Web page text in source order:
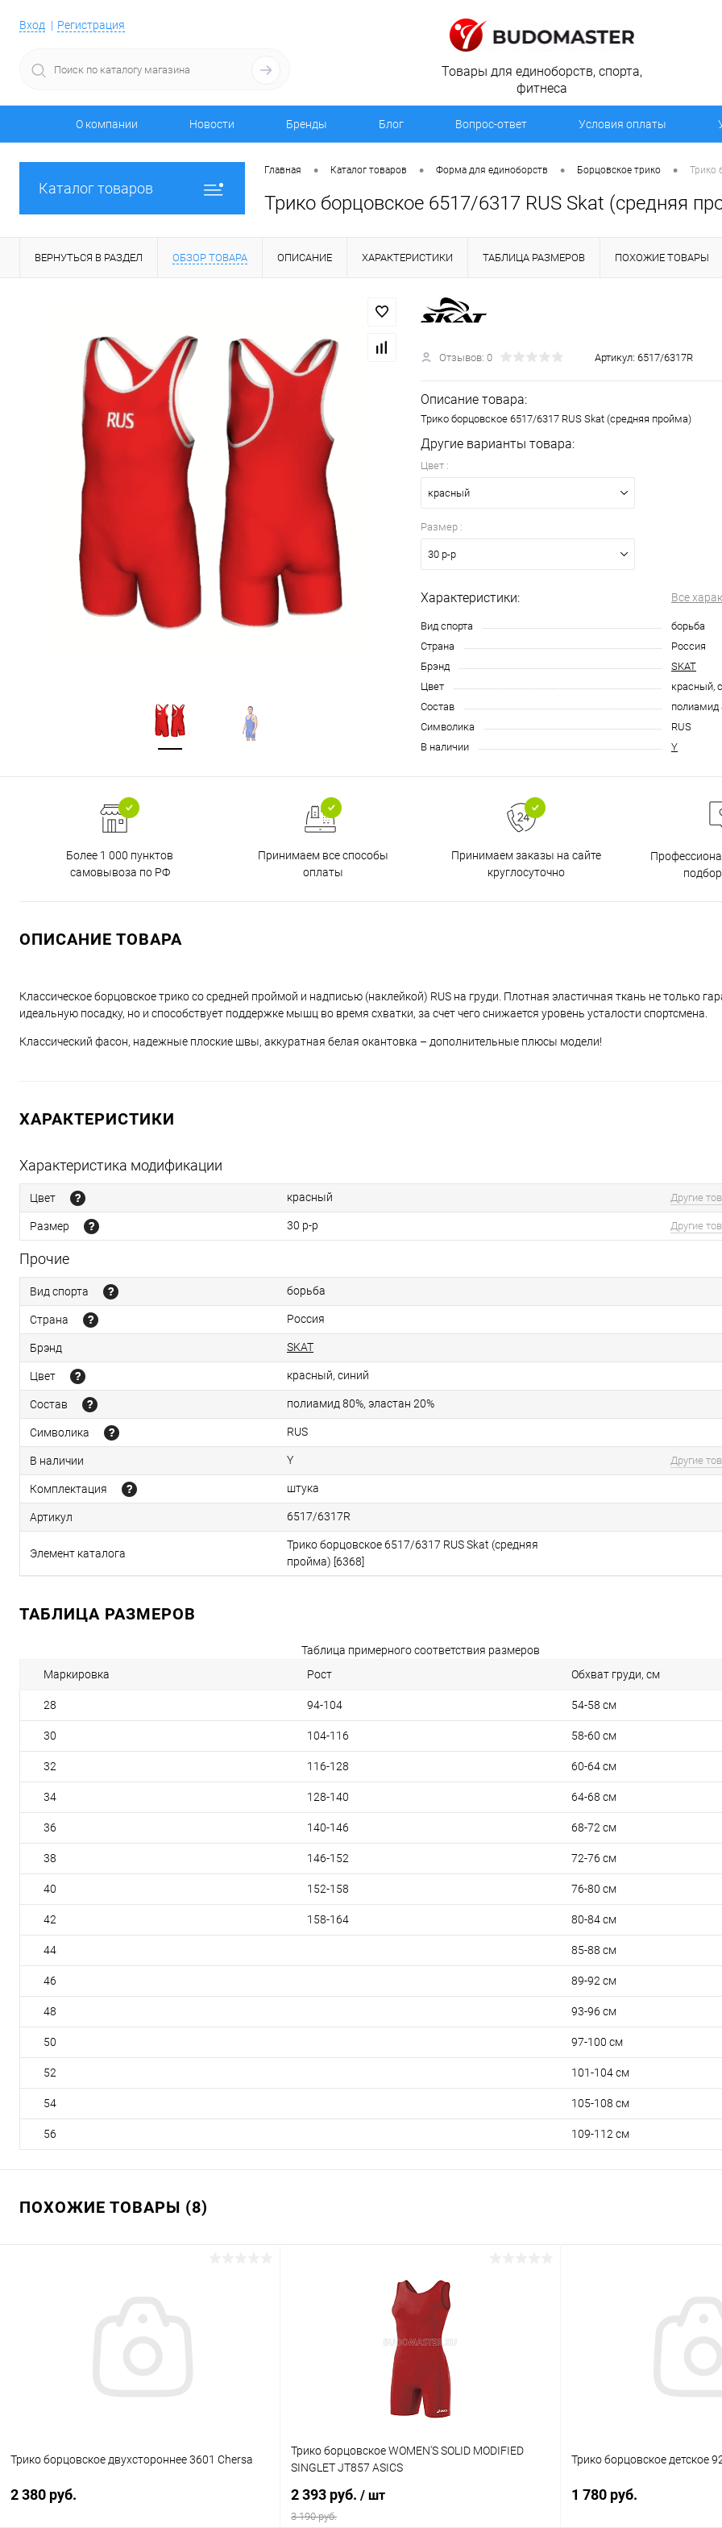
Вход Регистрация
Товары для единоборств, спорта,
фитнеса
О компании Новости Бренды Блог Вопрос-ответ Условия оплаты
Каталог товаров
Главная • Каталог товаров • Форма для единоборств • Борцовское трико • Трико
Трико борцовское 6517/6317 RUS Skat (средняя
ВЕРНУТЬСЯ В РАЗДЕЛ ОБЗОР ТОВАРА ОПИСАНИЕ ХАРАКТЕРИСТИКИ ТАБЛИЦА РАЗМЕРОВ ПОХОЖИЕ ТОВАРЫ
Отзывов: 0 Артикул: 6517/6317R
Описание товара:
Трико борцовское 6517/6317 RUS Skat (средняя пройма)
Другие варианты товара:
Цвет :
красный
Размер :
30 р-р
Характеристики: Все
Вид спорта
борьба
Страна
Россия
Брэнд
SKAT
Цвет
красный,
Состав
полиамид
Символика
RUS
В наличии
Y
Более 1 000 пунктов
самовывоза по РФ
Принимаем все способы
оплаты
Принимаем заказы на сайте
круглосуточно
ОПИСАНИЕ ТОВАРА
Классическое борцовское трико со средней проймой и надписью (наклейкой) RUS на груди. Плотная эластичная ткань не только
идеальную посадку, но и способствует поддержке мышц во время схватки, за счет чего снижается уровень усталости спортсмена.
Классический фасон, надежные плоские швы, аккуратная белая окантовка – дополнительные плюсы модели!
ХАРАКТЕРИСТИКИ
Характеристика модификации
Цвет красный Другие
Размер 30 р-р Другие
Прочие
Вид спорта борьба
Страна Россия
Брэнд SKAT
Цвет красный, синий
Состав полиамид 80%, эластан 20%
Символика RUS
В наличии Y Другие
Комплектация штука
Артикул 6517/6317R
Элемент каталога
Трико борцовское 6517/6317 RUS Skat (средняя
пройма) [6368]
ТАБЛИЦА РАЗМЕРОВ
Таблица примерного соответствия размеров
Маркировка
Рост Обхват груди, см
28 94-104 54-58 см
30 104-116 58-60 см
32 116-128 60-64 см
34 128-140 64-68 см
36 140-146 68-72 см
38 146-152 72-76 см
40 152-158 76-80 см
42 158-164 80-84 см
44 85-88 см
46 89-92 см
48 93-96 см
50 97-100 см
52 101-104 см
54 105-108 см
56 109-112 см
ПОХОЖИЕ ТОВАРЫ (8)
Трико борцовское двухстороннее 3601 Chersa
2 380 руб.
Трико борцовское WOMEN'S SOLID MODIFIED
SINGLET JT857 ASICS
2 393 руб. / шт
3 190 руб.
Трико борцовское детское
1 780 руб.